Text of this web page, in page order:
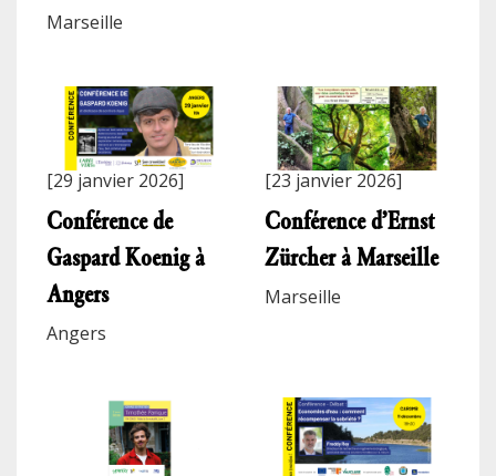
Marseille
[29 janvier 2026]
Conférence de
Gaspard Koenig à
Angers
Angers
[23 janvier 2026]
Conférence d’Ernst
Zürcher à Marseille
Marseille